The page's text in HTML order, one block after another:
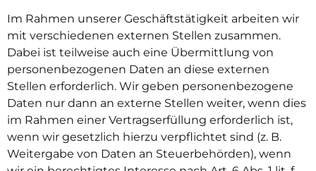
Im Rahmen unserer Geschäftstätigkeit arbeiten wir
mit verschiedenen externen Stellen zusammen.
Dabei ist teilweise auch eine Übermittlung von
personenbezogenen Daten an diese externen
Stellen erforderlich. Wir geben personenbezogene
Daten nur dann an externe Stellen weiter, wenn dies
im Rahmen einer Vertragserfüllung erforderlich ist,
wenn wir gesetzlich hierzu verpflichtet sind (z. B.
Weitergabe von Daten an Steuerbehörden), wenn